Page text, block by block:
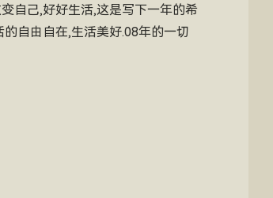
自己,好好生活,这是写下一年的希
自由自在,生活美好.08年的一切